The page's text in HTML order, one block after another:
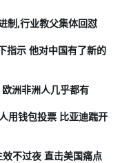
制,行业教父集体回怼
指示 他对中国有了新的
洲非洲人几乎都有
用钱包投票 比亚迪踹开
不过夜 直击美国痛点